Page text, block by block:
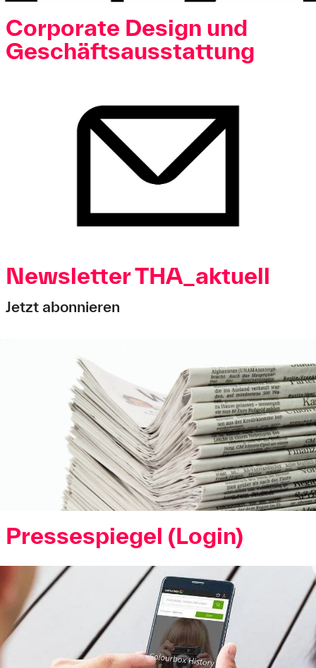
Corporate Design und
Geschäftsausstattung
Newsletter THA_aktuell
Jetzt abonnieren
Pressespiegel (Login)